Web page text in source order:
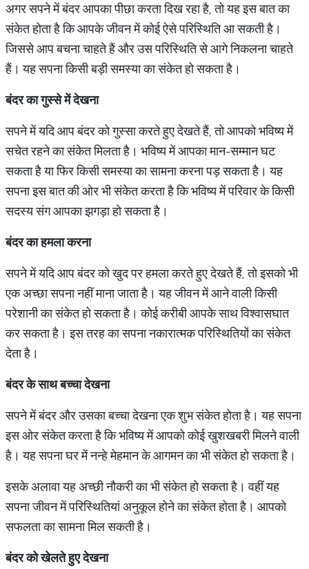
अगर सपने में बंदर आपका पीछा करता दिख रहा है, तो यह इस बात का
संकेत होता है कि आपके जीवन में कोई ऐसे परिस्थिति आ सकती है।
जिससे आप बचना चाहते हैं और उस परिस्थिति से आगे निकलना चाहते
हैं। यह सपना किसी बड़ी समस्या का संकेत हो सकता है।
बंदरकागुस्सेमेंदेखना
सपने में यदि आप बंदर को गुस्सा करते हुए देखते हैं, तो आपको भविष्य में
सचेत रहने का संकेत मिलता है। भविष्य में आपका मान-सम्मान घट
सकता है या फिर किसी समस्या का सामना करना पड़ सकता है। यह
सपना इस बात की ओर भी संकेत करता है कि भविष्य में परिवार के किसी
सदस्य संग आपका झगड़ा हो सकता है।
बंदरकाहमलाकरना
सपने में यदि आप बंदर को खुद पर हमला करते हुए देखते हैं, तो इसको भी
एक अच्छा सपना नहीं माना जाता है। यह जीवन में आने वाली किसी
परेशानी का संकेत हो सकता है। कोई करीबी आपके साथ विश्वासघात
कर सकता है। इस तरह का सपना नकारात्मक परिस्थितियों का संकेत
देता है।
बंदरकेसाथबच्चादेखना
सपने में बंदर और उसका बच्चा देखना एक शुभ संकेत होता है। यह सपना
इस ओर संकेत करता है कि भविष्य में आपको कोई खुशखबरी मिलने वाली
है। यह सपना घर में नन्हे मेहमान के आगमन का भी संकेत हो सकता है।
इसके अलावा यह अच्छी नौकरी का भी संकेत हो सकता है। वहीं यह
सपना जीवन में परिस्थितियां अनुकूल होने का संकेत होता है। आपको
सफलता का सामना मिल सकती है।
बंदरकोखेलतेहुएदेखना